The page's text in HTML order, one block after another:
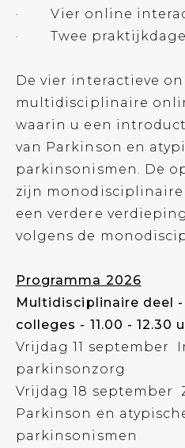
· Vier online
· Twee
De vier interactieve
multidisciplinaire
waarin u een
van Parkinson en
parkinsonismen. De
zijn
een verdere
volgens de
Programma 2026
Multidisciplinaire deel
colleges - 11.00 - 12.30
Vrijdag 11 september
parkinsonzorg
Vrijdag 18 september
Parkinson en
parkinsonismen